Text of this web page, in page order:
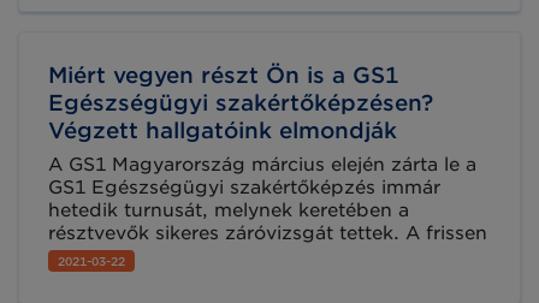
átláthatóságot biztosító megoldásairól.
Miért vegyen részt Ön is a GS1
Egészségügyi szakértőképzésen?
Végzett hallgatóink elmondják
A GS1 Magyarország március elején zárta le a
GS1 Egészségügyi szakértőképzés immár
hetedik turnusát, melynek keretében a
résztvevők sikeres záróvizsgát tettek. A frissen
végzett szakemberek jó néhány nyomós érvet
neveztek meg, hogy miért is érdemes részt
2021-03-22